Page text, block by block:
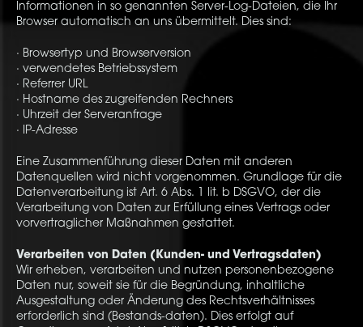
Informationen in so genannten Server-Log-Dateien, die Ihr
Browser automatisch an uns übermittelt. Dies sind:
· Browsertyp und Browserversion
· verwendetes Betriebssystem
· Referrer URL
· Hostname des zugreifenden Rechners
· Uhrzeit der Serveranfrage
· IP-Adresse
Eine Zusammenführung dieser Daten mit anderen
Datenquellen wird nicht vorgenommen. Grundlage für die
Datenverarbeitung ist Art. 6 Abs. 1 lit. b DSGVO, der die
Verarbeitung von Daten zur Erfüllung eines Vertrags oder
vorvertraglicher Maßnahmen gestattet.
Verarbeiten von Daten (Kunden- und Vertragsdaten)
Wir erheben, verarbeiten und nutzen personenbezogene
Daten nur, soweit sie für die Begründung, inhaltliche
Ausgestaltung oder Änderung des Rechtsverhältnisses
erforderlich sind (Bestands-daten). Dies erfolgt auf